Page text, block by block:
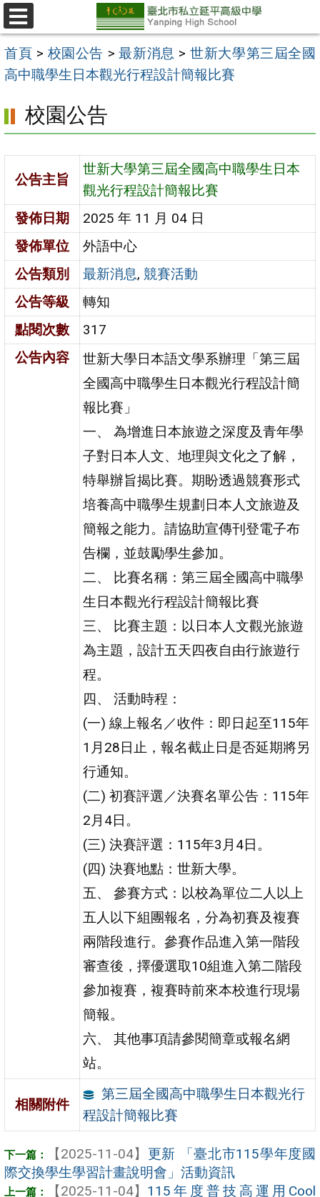
跳
至
主
要
區
選
單
首頁 > 校園公告 >最新消息 > 世新大學第三屆全國
高中職學生日本觀光行程設計簡報比賽
校園公告
公告主旨
世新大學第三屆全國高中職學生日本
觀光行程設計簡報比賽
發佈日期
2025 年 11 月 04 日
發佈單位
外語中心
公告類別
最新消息,競賽活動
公告等級
轉知
點閱次數
317
公告內容
世新大學日本語文學系辦理「第三屆
全國高中職學生日本觀光行程設計簡
報比賽」
一、 為增進日本旅遊之深度及青年學
子對日本人文、地理與文化之了解，
特舉辦旨揭比賽。期盼透過競賽形式
培養高中職學生規劃日本人文旅遊及
簡報之能力。請協助宣傳刊登電子布
告欄，並鼓勵學生參加。
二、 比賽名稱：第三屆全國高中職學
生日本觀光行程設計簡報比賽
三、 比賽主題：以日本人文觀光旅遊
為主題，設計五天四夜自由行旅遊行
程。
四、 活動時程：
(一) 線上報名／收件：即日起至115年
1月28日止，報名截止日是否延期將另
行通知。
(二) 初賽評選／決賽名單公告：115年
2月4日。
(三) 決賽評選：115年3月4日。
(四) 決賽地點：世新大學。
五、 參賽方式：以校為單位二人以上
五人以下組團報名，分為初賽及複賽
兩階段進行。參賽作品進入第一階段
審查後，擇優選取10組進入第二階段
參加複賽，複賽時前來本校進行現場
簡報。
六、 其他事項請參閱簡章或報名網
站。
相關附件
第三屆全國高中職學生日本觀光行
程設計簡報比賽
【2025-11-04】 更新 「臺北市115學年度國
際交換學生學習計畫說明會」活動資訊
【2025-11-04】 115年度普技高運用Cool